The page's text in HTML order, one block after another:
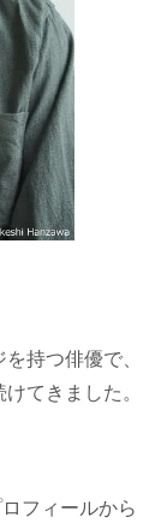
持つ俳優で、
てきました。
フィールから